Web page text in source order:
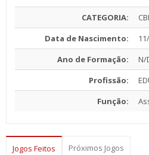
CATEGORIA:
Data de Nascimento:
Ano de Formação:
N/
Profissão:
Função:
Jogos Feitos Próximos Jogos